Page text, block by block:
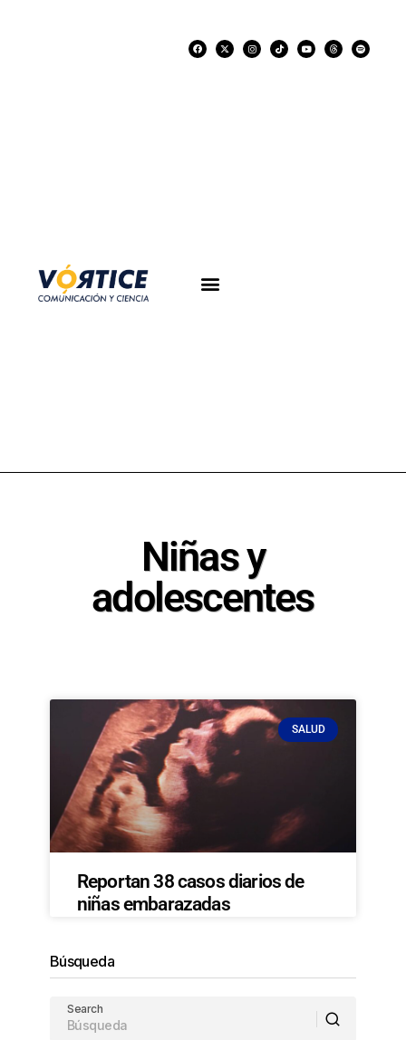
Niñas y
adolescentes
SALUD
Reportan 38 casos diarios de
niñas embarazadas
Búsqueda
Search